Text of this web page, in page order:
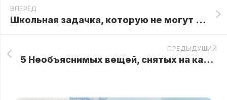
ВПЕРЁД
Школьная задачка, которую не могут решить взрослые
ПРЕДЫДУЩИЙ
5 Необъяснимых вещей, снятых на камеру